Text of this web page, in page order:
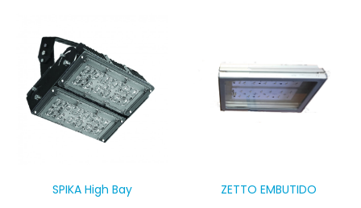
SPIKA High Bay ZETTO EMBUTIDO